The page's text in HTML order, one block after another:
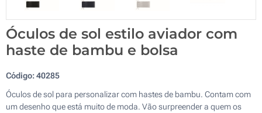
Óculos de sol estilo aviador com
haste de bambu e bolsa
Código:40285
Óculos de sol para personalizar com hastes de bambu. Contam com
um desenho que está muito de moda. Vão surpreender a quem os